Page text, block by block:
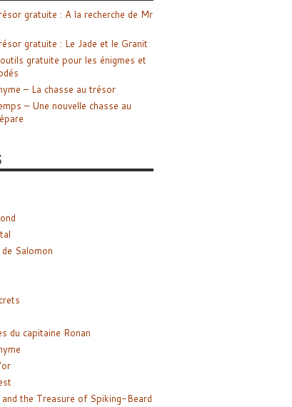
gratuite : A la recherche de Mr
gratuite : Le Jade et le Granit
gratuite pour les énigmes et
– La chasse au trésor
– Une nouvelle chasse au
Salomon
du capitaine Ronan
and the Treasure of Spiking-Beard